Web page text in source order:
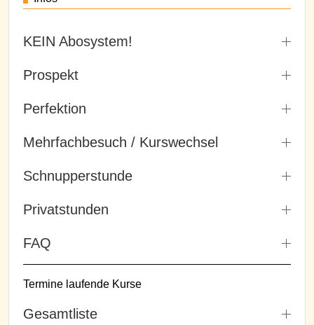
KEIN Abosystem!
Prospekt
Perfektion
Mehrfachbesuch / Kurswechsel
Schnupperstunde
Privatstunden
FAQ
Termine laufende Kurse
Gesamtliste